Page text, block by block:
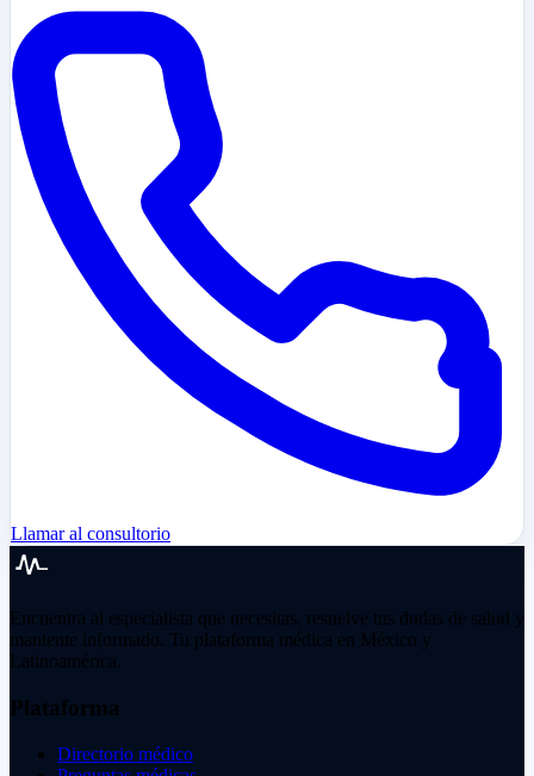
Llamar al consultorio
Encuentra al especialista que necesitas, resuelve tus dudas de salud y
mantente informado. Tu plataforma médica en México y
Latinoamérica.
Plataforma
Directorio médico